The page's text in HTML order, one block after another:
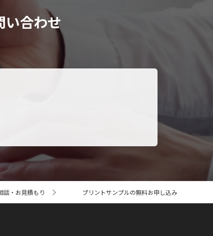
合わせ
談・お見積もり プリントサンプルの無料お申し込み